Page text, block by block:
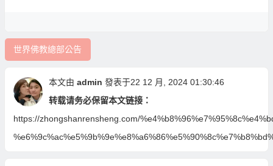
世界佛教總部公告
本文由 admin 發表于22 12 月, 2024 01:30:46
转载请务必保留本文链接：
https://zhongshanrensheng.com/